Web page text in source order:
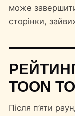
може завершити
сторінки,
TOON
Після п’яти